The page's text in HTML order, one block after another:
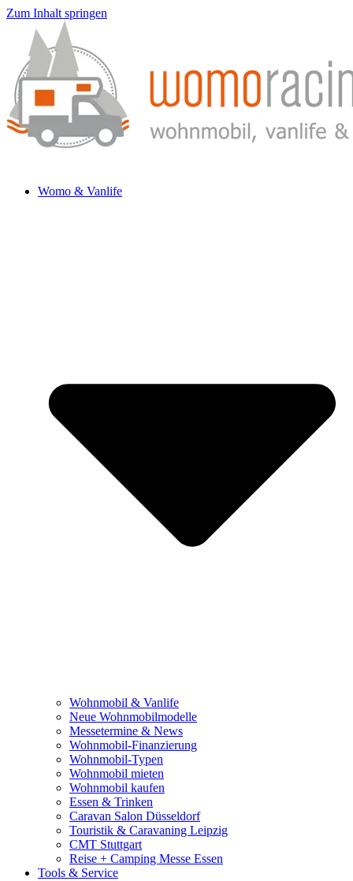
Zum Inhalt springen
Womo & Vanlife
Wohnmobil & Vanlife
Neue Wohnmobilmodelle
Messetermine & News
Wohnmobil-Finanzierung
Wohnmobil-Typen
Wohnmobil mieten
Wohnmobil kaufen
Essen & Trinken
Caravan Salon Düsseldorf
Touristik & Caravaning Leipzig
CMT Stuttgart
Reise + Camping Messe Essen
Tools & Service